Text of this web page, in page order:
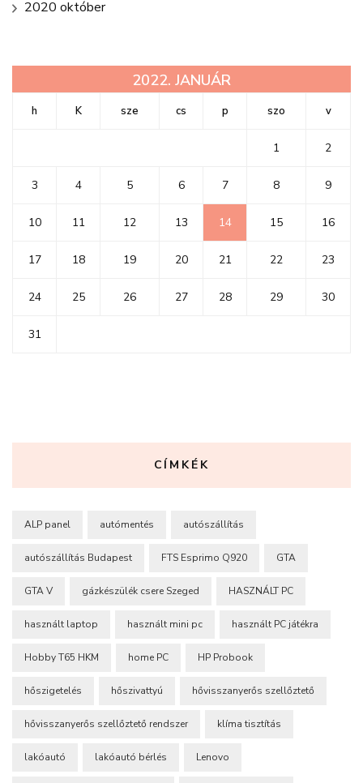
2020 október
2022. JANUÁR
h K sze cs p szo v
1 2
3 4 5 6 7 8 9
10 11 12 13 14 15 16
17 18 19 20 21 22 23
24 25 26 27 28 29 30
31
CÍMKÉK
ALP panel autómentés autószállítás
autószállítás Budapest FTS Esprimo Q920 GTA
GTA V gázkészülék csere Szeged HASZNÁLT PC
használt laptop használt mini pc használt PC játékra
Hobby T65 HKM home PC HP Probook
hőszigetelés hőszivattyú hővisszanyerős szellőztető
hővisszanyerős szellőztető rendszer klíma tisztítás
lakóautó lakóautó bérlés Lenovo